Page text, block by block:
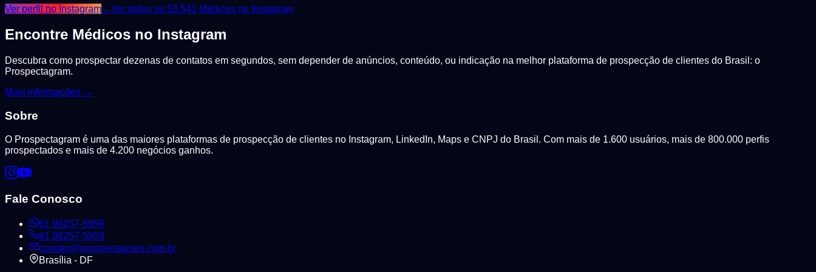
Ver perfil no Instagram←Ver todos os 53.541 Médicos no Instagram
Encontre Médicos no Instagram
Descubra como prospectar dezenas de contatos em segundos, sem depender de anúncios, conteúdo, ou indicação na melhor plataforma de prospecção de clientes do Brasil: o
Prospectagram.
Mais informações →
Sobre
O Prospectagram é uma das maiores plataformas de prospecção de clientes no Instagram, LinkedIn, Maps e CNPJ do Brasil. Com mais de 1.600 usuários, mais de 800.000 perfis
prospectados e mais de 4.200 negócios ganhos.
Fale Conosco
61 98257-5959
61 98257-5959
contato@prospectagram.com.br
Brasília - DF